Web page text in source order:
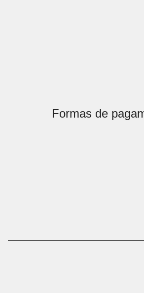
Formas de